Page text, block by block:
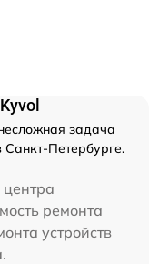
задача
Санкт-Петербурге.
ремонта
устройств